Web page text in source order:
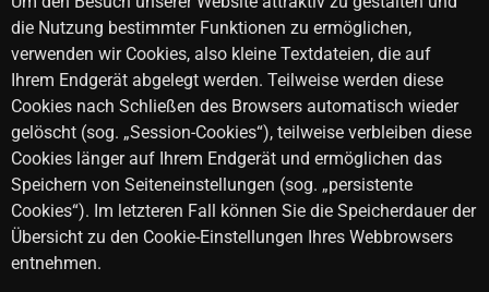
die Nutzung bestimmter Funktionen zu ermöglichen,
verwenden wir Cookies, also kleine Textdateien, die auf
Ihrem Endgerät abgelegt werden. Teilweise werden diese
Cookies nach Schließen des Browsers automatisch wieder
gelöscht (sog. „Session-Cookies“), teilweise verbleiben diese
Cookies länger auf Ihrem Endgerät und ermöglichen das
Speichern von Seiteneinstellungen (sog. „persistente
Cookies“). Im letzteren Fall können Sie die Speicherdauer der
Übersicht zu den Cookie-Einstellungen Ihres Webbrowsers
entnehmen.